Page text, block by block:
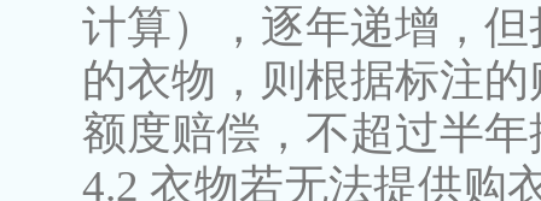
计算），逐年递增，
的衣物，则根据标注
额度赔偿，不超过半
4.2 衣物若无法提供购